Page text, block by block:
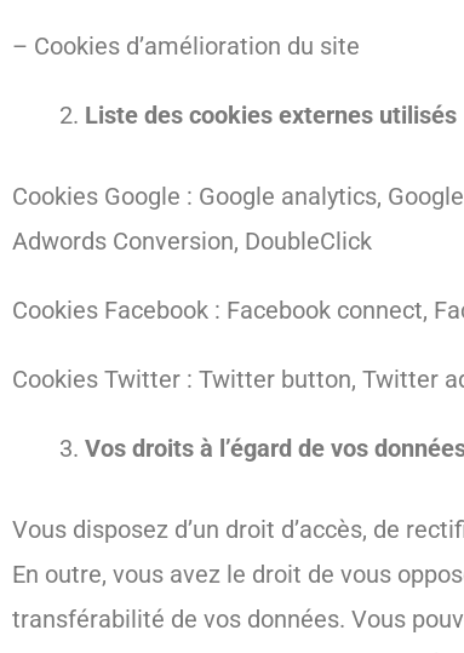
– Cookies d’amélioration du site
Liste des cookies externes utilisés
Cookies Google : Google analytics,
Adwords Conversion, DoubleClick
Cookies Facebook : Facebook connect,
Cookies Twitter : Twitter button, Twitter
Vos droits à l’égard de vos
Vous disposez d’un droit d’accès, de
En outre, vous avez le droit de vous
transférabilité de vos données. Vous